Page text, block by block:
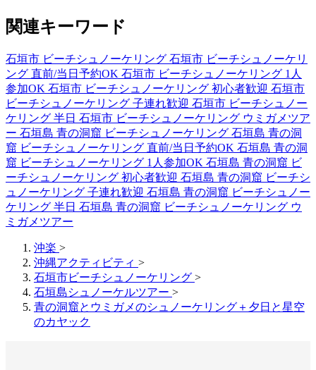
関連キーワード
石垣市 ビーチシュノーケリング 石垣市 ビーチシュノーケリ
ング 直前/当日予約OK 石垣市 ビーチシュノーケリング 1人
参加OK 石垣市 ビーチシュノーケリング 初心者歓迎 石垣市
ビーチシュノーケリング 子連れ歓迎 石垣市 ビーチシュノー
ケリング 半日 石垣市 ビーチシュノーケリング ウミガメツア
ー 石垣島 青の洞窟 ビーチシュノーケリング 石垣島 青の洞
窟 ビーチシュノーケリング 直前/当日予約OK 石垣島 青の洞
窟 ビーチシュノーケリング 1人参加OK 石垣島 青の洞窟 ビ
ーチシュノーケリング 初心者歓迎 石垣島 青の洞窟 ビーチシ
ュノーケリング 子連れ歓迎 石垣島 青の洞窟 ビーチシュノー
ケリング 半日 石垣島 青の洞窟 ビーチシュノーケリング ウ
ミガメツアー
沖楽 >
沖縄アクティビティ >
石垣市ビーチシュノーケリング >
石垣島シュノーケルツアー >
青の洞窟とウミガメのシュノーケリング＋夕日と星空
のカヤック